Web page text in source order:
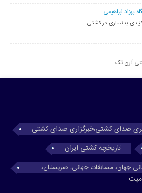
بهزاد ابراهیمی
بدنسازی در کشتی
آرن تک
صدای کشتی،خبرگزاری صدای کشتی
تاریخچه کشتی ایران
جهان، مسابقات جهانی، صربستان،